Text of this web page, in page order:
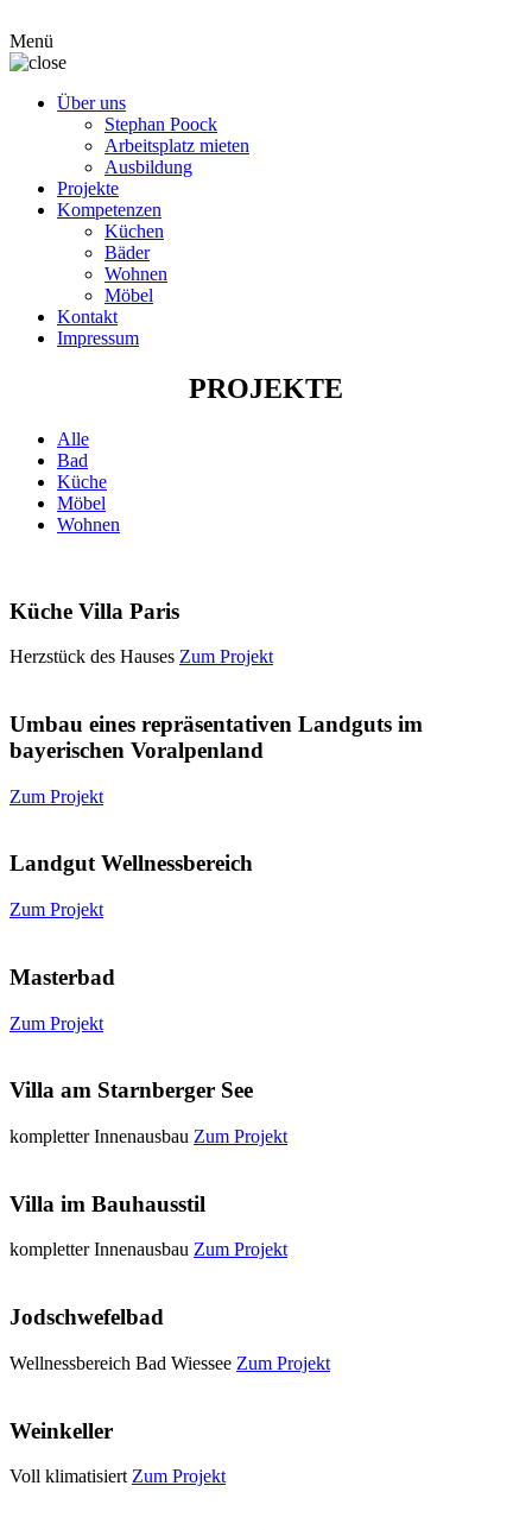
Menü
Über uns
Stephan Poock
Arbeitsplatz mieten
Ausbildung
Projekte
Kompetenzen
Küchen
Bäder
Wohnen
Möbel
Kontakt
Impressum
PROJEKTE
Alle
Bad
Küche
Möbel
Wohnen
Küche Villa Paris
Herzstück des Hauses Zum Projekt
Umbau eines repräsentativen Landguts im
bayerischen Voralpenland
Zum Projekt
Landgut Wellnessbereich
Zum Projekt
Masterbad
Zum Projekt
Villa am Starnberger See
kompletter Innenausbau Zum Projekt
Villa im Bauhausstil
kompletter Innenausbau Zum Projekt
Jodschwefelbad
Wellnessbereich Bad Wiessee Zum Projekt
Weinkeller
Voll klimatisiert Zum Projekt